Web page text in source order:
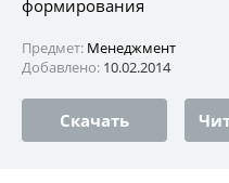
формирования
Предмет: Менеджмент
Добавлено: 10.02.2014
Скачать